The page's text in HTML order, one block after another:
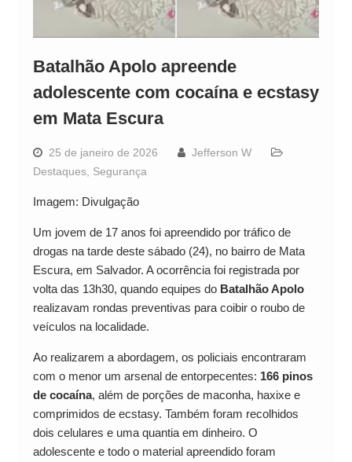
Batalhão Apolo apreende
adolescente com cocaína e ecstasy
em Mata Escura
25 de janeiro de 2026
Jefferson W
Destaques, Segurança
Imagem: Divulgação
Um jovem de 17 anos foi apreendido por tráfico de
drogas na tarde deste sábado (24), no bairro de Mata
Escura, em Salvador. A ocorrência foi registrada por
volta das 13h30, quando equipes do Batalhão Apolo
realizavam rondas preventivas para coibir o roubo de
veículos na localidade.
Ao realizarem a abordagem, os policiais encontraram
com o menor um arsenal de entorpecentes: 166 pinos
de cocaína, além de porções de maconha, haxixe e
comprimidos de ecstasy. Também foram recolhidos
dois celulares e uma quantia em dinheiro. O
adolescente e todo o material apreendido foram